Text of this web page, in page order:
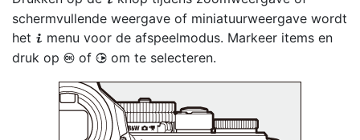
schermvullende weergave of miniatuurweergave wordt
het i menu voor de afspeelmodus. Markeer items en
druk op J of 2 om te selecteren.